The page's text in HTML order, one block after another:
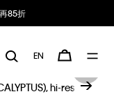
85折
EN